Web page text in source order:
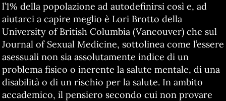
l’1% della popolazione ad autodefinirsi così e, ad
aiutarci a capire meglio è Lori Brotto della
University of British Columbia (Vancouver) che sul
Journal of Sexual Medicine, sottolinea come l’essere
asessuali non sia assolutamente indice di un
problema fisico o inerente la salute mentale, di una
disabilità o di un rischio per la salute. In ambito
accademico, il pensiero secondo cui non provare